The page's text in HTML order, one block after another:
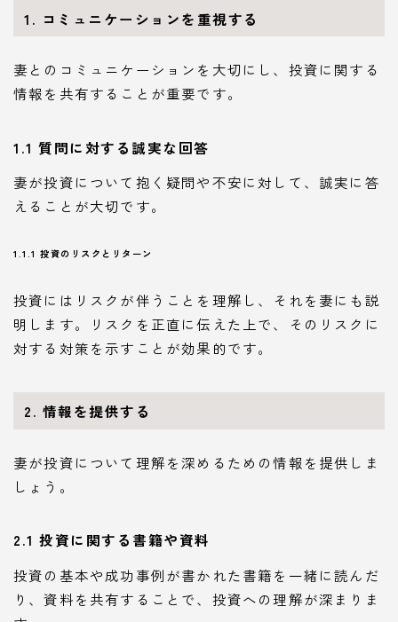
1. コミュニケーションを重視する
妻とのコミュニケーションを大切にし、投資に関する
情報を共有することが重要です。
1.1 質問に対する誠実な回答
妻が投資について抱く疑問や不安に対して、誠実に答
えることが大切です。
1.1.1 投資のリスクとリターン
投資にはリスクが伴うことを理解し、それを妻にも説
明します。リスクを正直に伝えた上で、そのリスクに
対する対策を示すことが効果的です。
2. 情報を提供する
妻が投資について理解を深めるための情報を提供しま
しょう。
2.1 投資に関する書籍や資料
投資の基本や成功事例が書かれた書籍を一緒に読んだ
り、資料を共有することで、投資への理解が深まりま